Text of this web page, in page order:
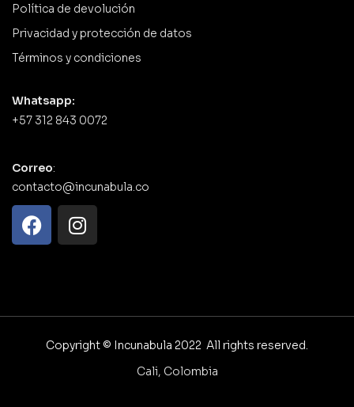
Política de devolución
Privacidad y protección de datos
Términos y condiciones
Whatsapp:
+57 312 843 0072
Correo:
contacto@incunabula.co
Copyright © Incunabula 2022 All rights reserved.
Cali, Colombia